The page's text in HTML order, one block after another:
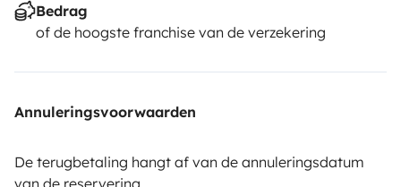
Bedrag
of de hoogste franchise van de verzekering
Annuleringsvoorwaarden
De terugbetaling hangt af van de annuleringsdatum
van de reservering.